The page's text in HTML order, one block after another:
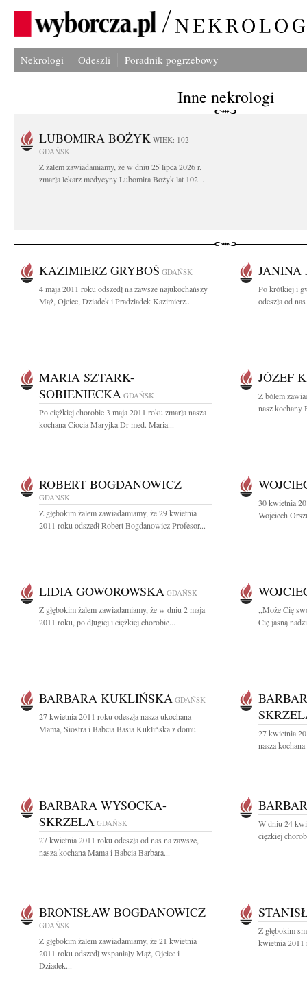
Nekrologi Odeszli Poradnik pogrzebowy
Inne nekrologi
LUBOMIRA BOŻYK WIEK: 102
GDAŃSK
Z żalem zawiadamiamy, że w dniu 25 lipca 2026 r.
zmarła lekarz medycyny Lubomira Bożyk lat 102...
KAZIMIERZ GRYBOŚ GDAŃSK
4 maja 2011 roku odszedł na zawsze najukochańszy
Mąż, Ojciec, Dziadek i Pradziadek Kazimierz...
JANINA
Po krótkiej i
odeszła od
MARIA SZTARK-
SOBIENIECKA GDAŃSK
Po ciężkiej chorobie 3 maja 2011 roku zmarła nasza
kochana Ciocia Maryjka Dr med. Maria...
JÓZEF
Z bólem
nasz kochany
ROBERT BOGDANOWICZ
GDAŃSK
Z głębokim żalem zawiadamiamy, że 29 kwietnia
2011 roku odszedł Robert Bogdanowicz Profesor...
30 kwietnia
Wojciech
LIDIA GOWOROWSKA GDAŃSK
Z głębokim żalem zawiadamiamy, że w dniu 2 maja
2011 roku, po długiej i ciężkiej chorobie...
,,Może Cię
Cię jasną
BARBARA KUKLIŃSKA GDAŃSK
27 kwietnia 2011 roku odeszła nasza ukochana
Mama, Siostra i Babcia Basia Kuklińska z domu...
27 kwietnia
nasza
BARBARA WYSOCKA-
SKRZELA GDAŃSK
27 kwietnia 2011 roku odeszła od nas na zawsze,
nasza kochana Mama i Babcia Barbara...
W dniu 24
ciężkiej
BRONISŁAW BOGDANOWICZ
GDAŃSK
Z głębokim żalem zawiadamiamy, że 21 kwietnia
2011 roku odszedł wspaniały Mąż, Ojciec i
Dziadek...
Z głębokim
kwietnia 2011